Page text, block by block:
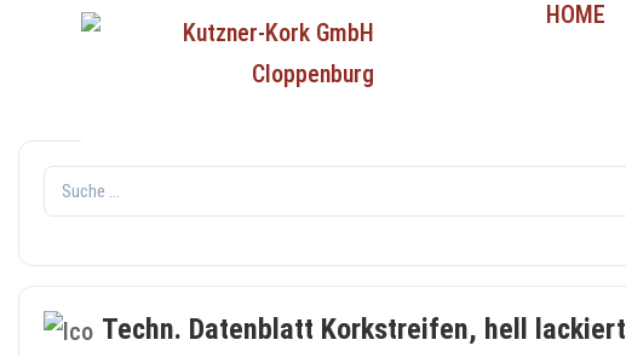
HOME
Techn. Datenblatt Korkstreifen, hell lackiert